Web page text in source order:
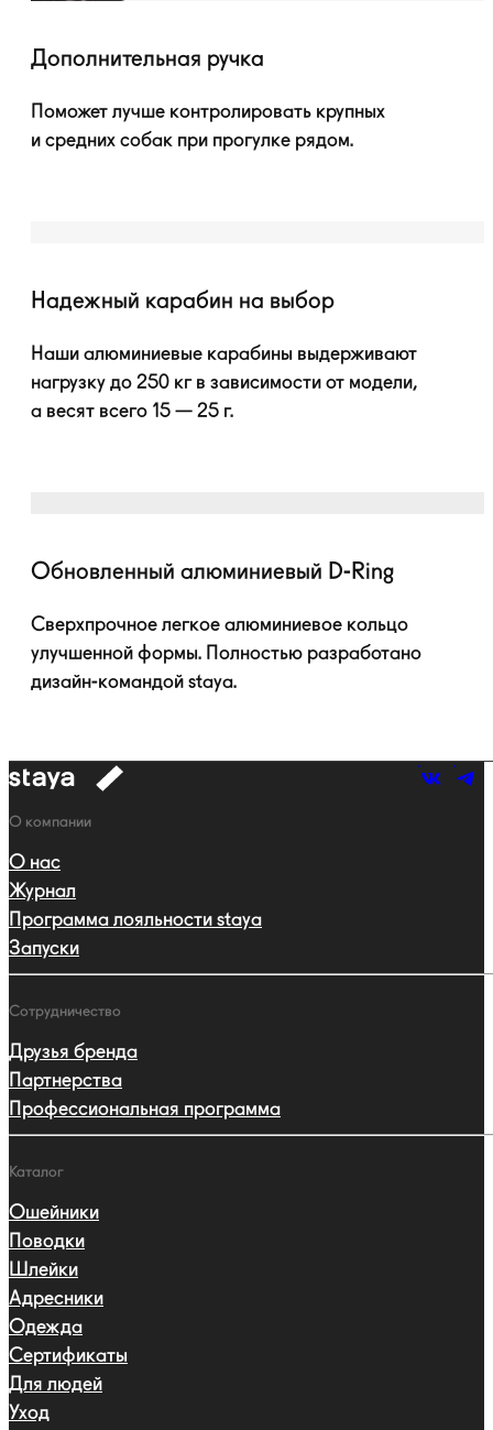
Дополнительная ручка
Поможет лучше контролировать крупных
и средних собак при прогулке рядом.
Надежный карабин на выбор
Наши алюминиевые карабины выдерживают
нагрузку до 250 кг в зависимости от модели,
а весят всего 15 — 25 г.
Обновленный алюминиевый D-Ring
Сверхпрочное легкое алюминиевое кольцо
улучшенной формы. Полностью разработано
дизайн-командой staya.
к
Навигация
О компании
О нас
Журнал
Программа лояльности staya
Запуски
Сотрудничество
Друзья бренда
Партнерства
Профессиональная программа
Каталог
Ошейники
Поводки
Шлейки
Адресники
Одежда
Сертификаты
Для людей
Уход